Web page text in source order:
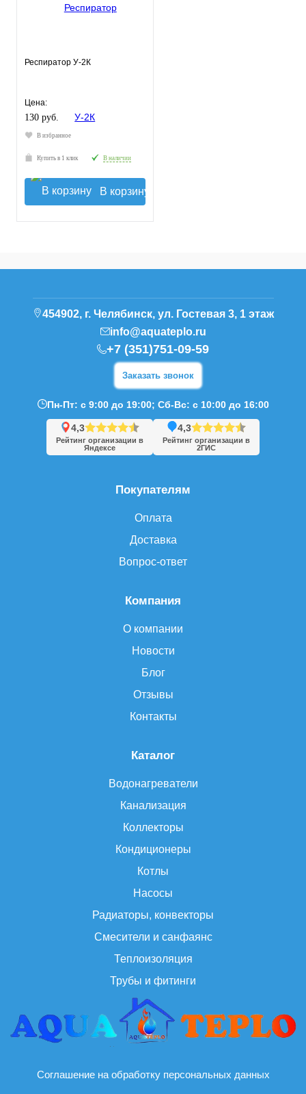
Респиратор У-2К
Цена:
130 руб.
В избранное
Купить в 1 клик В наличии
В корзину
Каталог
Водонагреватели
Канализация
Коллекторы
Кондиционеры
Котлы
Насосы
Радиаторы, конвекторы
Смесители и санфаянс
Теплоизоляция
Трубы и фитинги
Компания
О компании
Новости
Блог
Отзывы
Контакты
Покупателям
Оплата
Доставка
Вопрос-ответ
454902, г. Челябинск, ул. Гостевая 3, 1 этаж
info@aquateplo.ru
+7 (351)751-09-59
Заказать звонок
Пн-Пт: с 9:00 до 19:00; Сб-Вс: с 10:00 до 16:00
4,3
Рейтинг организации в
Яндексе
4,3
Рейтинг организации в
2ГИС
Соглашение на обработку персональных данных